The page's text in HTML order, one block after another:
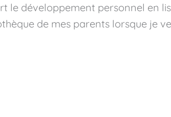
le développement personnel en
de mes parents lorsque je